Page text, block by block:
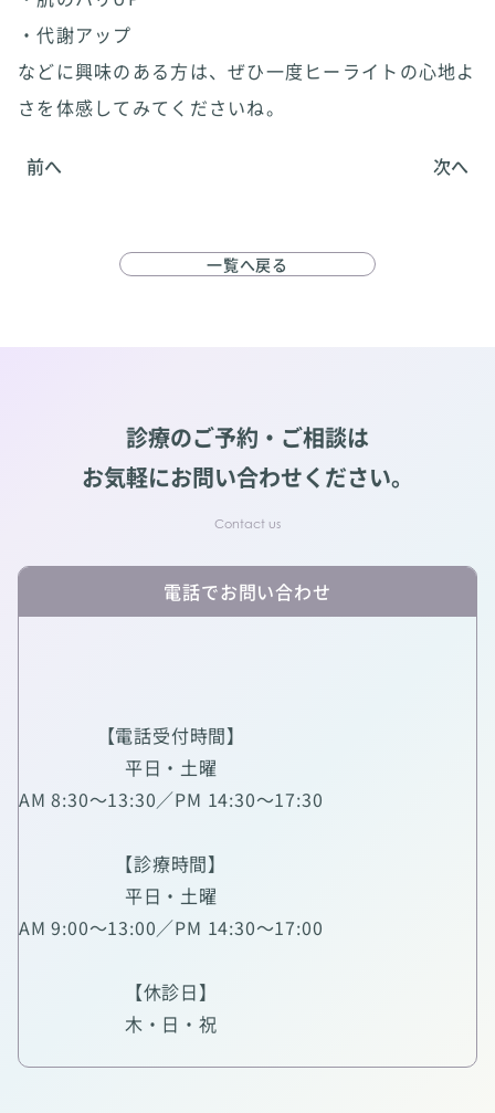
・代謝アップ
などに興味のある方は、ぜひ一度ヒーライトの心地よ
さを体感してみてくださいね。
前へ 次へ
一覧へ戻る
診療のご予約・ご相談は
お気軽にお問い合わせください。
電話でお問い合わせ
【電話受付時間】
平日・土曜
AM 8:30～13:30／PM 14:30～17:30
【診療時間】
平日・土曜
AM 9:00～13:00／PM 14:30～17:00
【休診日】
木・日・祝